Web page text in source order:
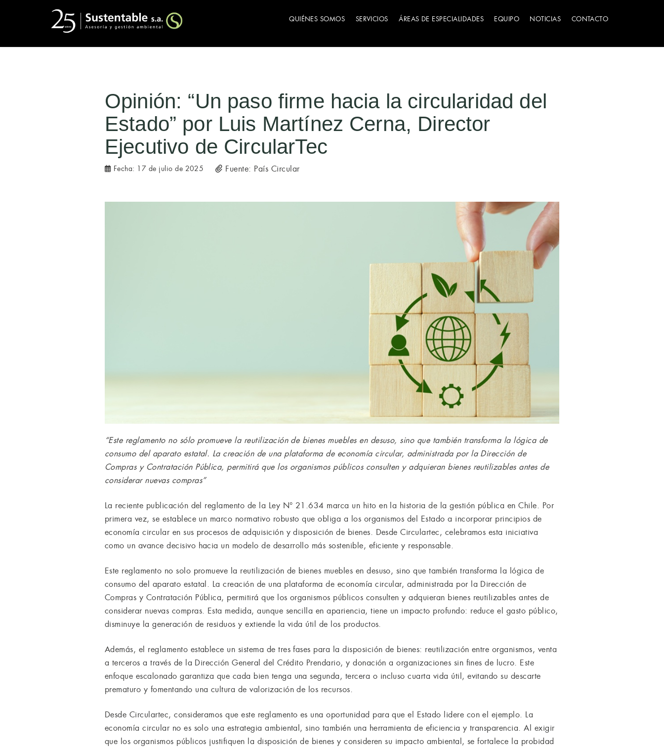
QUIÉNES SOMOS SERVICIOS ÁREAS DE ESPECIALIDADES EQUIPO NOTICIAS CONTACTO
Opinión: “Un paso firme hacia la circularidad del
Estado” por Luis Martínez Cerna, Director
Ejecutivo de CircularTec
Fecha: 17 de julio de 2025 Fuente: País Circular
“Este reglamento no sólo promueve la reutilización de bienes muebles en desuso, sino que también transforma la lógica de
consumo del aparato estatal. La creación de una plataforma de economía circular, administrada por la Dirección de
Compras y Contratación Pública, permitirá que los organismos públicos consulten y adquieran bienes reutilizables antes de
considerar nuevas compras”
La reciente publicación del reglamento de la Ley N° 21.634 marca un hito en la historia de la gestión pública en Chile. Por
primera vez, se establece un marco normativo robusto que obliga a los organismos del Estado a incorporar principios de
economía circular en sus procesos de adquisición y disposición de bienes. Desde Circulartec, celebramos esta iniciativa
como un avance decisivo hacia un modelo de desarrollo más sostenible, eficiente y responsable.
Este reglamento no solo promueve la reutilización de bienes muebles en desuso, sino que también transforma la lógica de
consumo del aparato estatal. La creación de una plataforma de economía circular, administrada por la Dirección de
Compras y Contratación Pública, permitirá que los organismos públicos consulten y adquieran bienes reutilizables antes de
considerar nuevas compras. Esta medida, aunque sencilla en apariencia, tiene un impacto profundo: reduce el gasto público,
disminuye la generación de residuos y extiende la vida útil de los productos.
Además, el reglamento establece un sistema de tres fases para la disposición de bienes: reutilización entre organismos, venta
a terceros a través de la Dirección General del Crédito Prendario, y donación a organizaciones sin fines de lucro. Este
enfoque escalonado garantiza que cada bien tenga una segunda, tercera o incluso cuarta vida útil, evitando su descarte
prematuro y fomentando una cultura de valorización de los recursos.
Desde Circulartec, consideramos que este reglamento es una oportunidad para que el Estado lidere con el ejemplo. La
economía circular no es solo una estrategia ambiental, sino también una herramienta de eficiencia y transparencia. Al exigir
que los organismos públicos justifiquen la disposición de bienes y consideren su impacto ambiental, se fortalece la probidad